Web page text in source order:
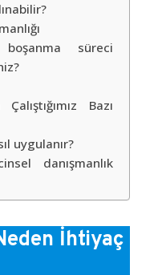
süreci
Bazı
uygulanır?
danışmanlık
İhtiyaç